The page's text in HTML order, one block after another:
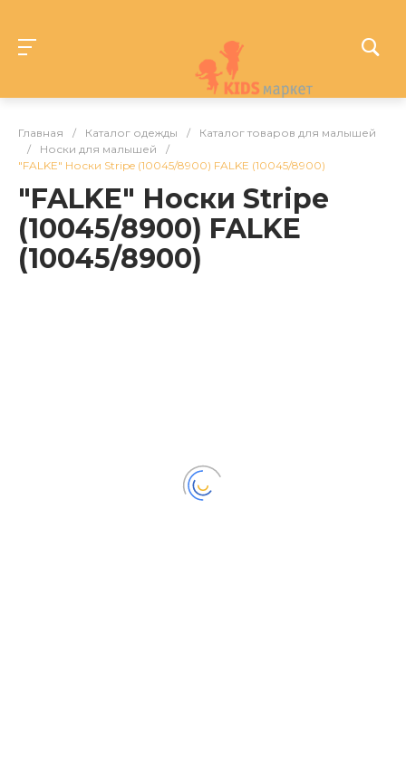
Главная / Каталог одежды /
Каталог товаров для малышей
/
Носки для малышей
/
"FALKE" Носки Stripe (10045/8900) FALKE (10045/8900)
"FALKE" Носки Stripe
(10045/8900) FALKE
(10045/8900)